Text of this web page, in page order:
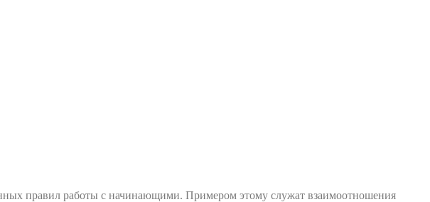
правил работы с начинающими. Примером этому служат взаимоотношения